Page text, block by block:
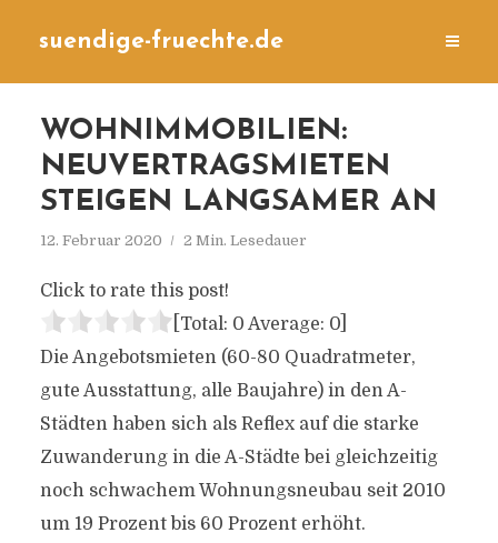
suendige-fruechte.de
WOHNIMMOBILIEN:
NEUVERTRAGSMIETEN
STEIGEN LANGSAMER AN
12. Februar 2020 2 Min. Lesedauer
Click to rate this post!
[Total: 0 Average: 0]
Die Angebotsmieten (60-80 Quadratmeter,
gute Ausstattung, alle Baujahre) in den A-
Städten haben sich als Reflex auf die starke
Zuwanderung in die A-Städte bei gleichzeitig
noch schwachem Wohnungsneubau seit 2010
um 19 Prozent bis 60 Prozent erhöht.